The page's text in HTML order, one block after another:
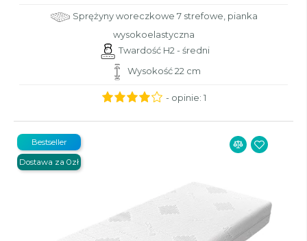
Sprężyny woreczkowe 7 strefowe, pianka
wysokoelastyczna
Twardość H2 - średni
Wysokość 22 cm
- opinie: 1
Bestseller
Dostawa za 0zł